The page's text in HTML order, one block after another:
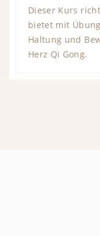
Dieser Kurs
bietet mit
Haltung und
Herz Qi Gong.